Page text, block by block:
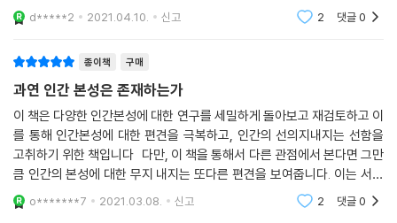
수 있다면 더 적극적으로 도움을 주는 ‘역逆 방관자 효과’처럼 위급한 순간
다.
“모든 비극은 인간이 이기적이라는 상상에서 비롯되었다”
- 현실의『파리대왕』과 이스터섬의 진실을 밝혀 지성사의 부정적 세계관
을 재고하다
한편 이 책의 백미는 사료의 실증연구와 적극적 현장탐사를 통해 이기적
곁들인 일상을 이어갔다고 한다.훈련된 군인들 중 상당수가 실제 전투에서
인간에게 결
d*****2 2021.04.10. 신고 2 댓글0
종이책 구매
과연 인간 본성은 존재하는가
이 책은 다양한 인간본성에 대한 연구를 세밀하게 돌아보고 재검토하고 이
를 통해 인간본성에 대한 편견을 극복하고, 인간의 선의지내지는 선함을
고취하기 위한 책입니다 다만, 이 책을 통해서 다른 관점에서 본다면 그만
큼 인간의 본성에 대한 무지 내지는 또다른 편견을 보여줍니다. 이는 서양
인들에게서 특히 두드러지게 나타나는 것 같습니다. 사람은 히틀러 같은
사람도 있지
o*******7 2021.03.08. 신고 2 댓글0